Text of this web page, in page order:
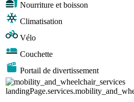
Nourriture et boisson
Climatisation
Vélo
Couchette
Portail de divertissement